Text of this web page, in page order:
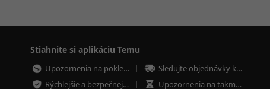
Stiahnite si aplikáciu Temu
Upozornenia na poklesy cien
Sledujte objednávky kdekoľvek
Rýchlejšie a bezpečnejšie platby
Upozornenia na takmer vypredané položky